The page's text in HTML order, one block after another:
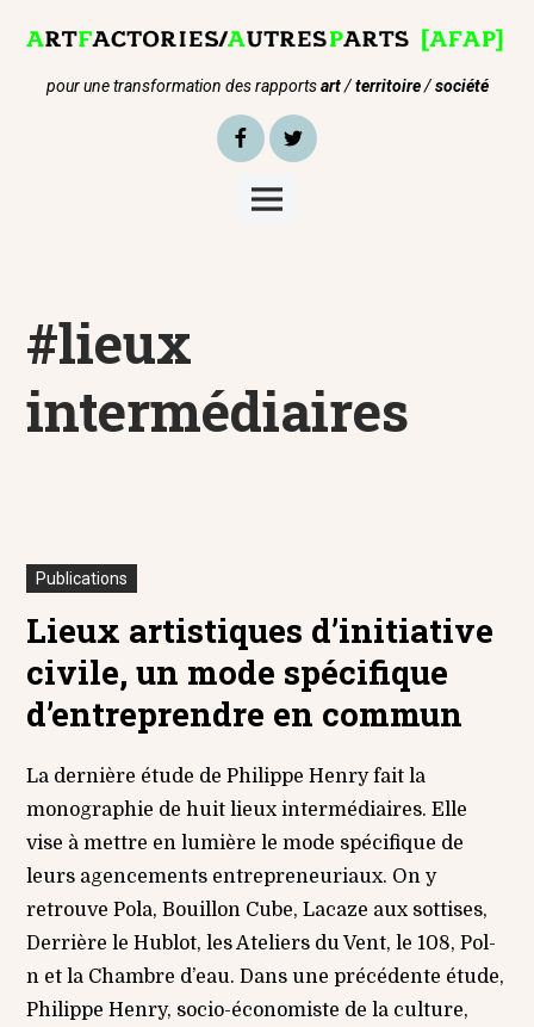
pour une transformation des rapportsart/territoire/société
FacebookTwitter
Main
Menu
#lieux
intermédiaires
Publications
Lieux artistiques d’initiative
civile, un mode spécifique
d’entreprendre en commun
La dernière étude de Philippe Henry fait la
monographie de huit lieux intermédiaires. Elle
vise à mettre en lumière le mode spécifique de
leurs agencements entrepreneuriaux. On y
retrouve Pola, Bouillon Cube, Lacaze aux sottises,
Derrière le Hublot, les Ateliers du Vent, le 108, Pol-
n et la Chambre d’eau. Dans une précédente étude,
Philippe Henry, socio-économiste de la culture,